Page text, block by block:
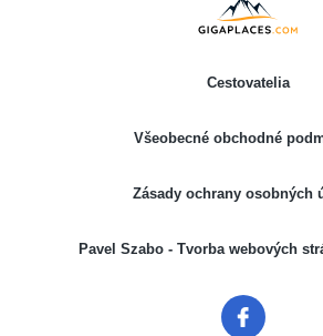
Cestovatelia
Všeobecné obchodné
Zásady ochrany osobných
Pavel Szabo - Tvorba webových